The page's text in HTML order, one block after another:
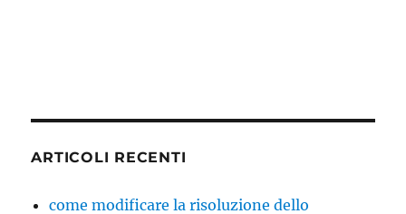
ARTICOLI RECENTI
come modificare la risoluzione dello